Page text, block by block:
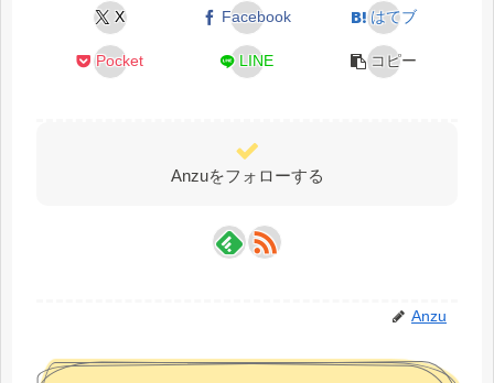
X Facebook はてブ
Pocket LINE コピー
Anzuをフォローする
Anzu